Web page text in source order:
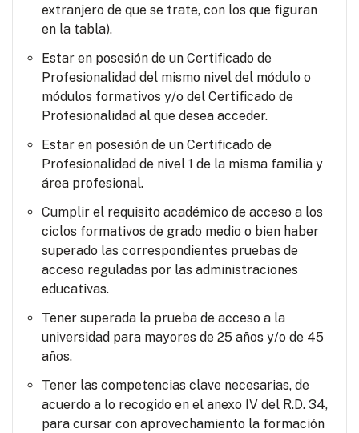
extranjero de que se trate, con los que figuran
en la tabla).
Estar en posesión de un Certificado de
Profesionalidad del mismo nivel del módulo o
módulos formativos y/o del Certificado de
Profesionalidad al que desea acceder.
Estar en posesión de un Certificado de
Profesionalidad de nivel 1 de la misma familia y
área profesional.
Cumplir el requisito académico de acceso a los
ciclos formativos de grado medio o bien haber
superado las correspondientes pruebas de
acceso reguladas por las administraciones
educativas.
Tener superada la prueba de acceso a la
universidad para mayores de 25 años y/o de 45
años.
Tener las competencias clave necesarias, de
acuerdo a lo recogido en el anexo IV del R.D. 34,
para cursar con aprovechamiento la formación